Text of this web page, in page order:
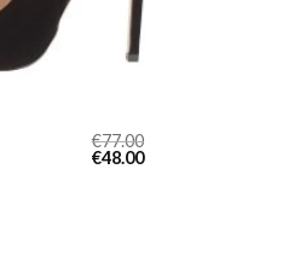
€77.00
€48.00